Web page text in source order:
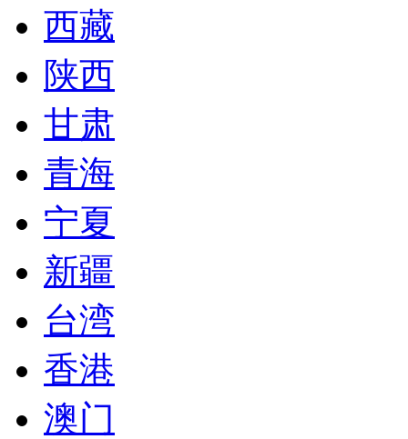
西藏
陕西
甘肃
青海
宁夏
新疆
台湾
香港
澳门